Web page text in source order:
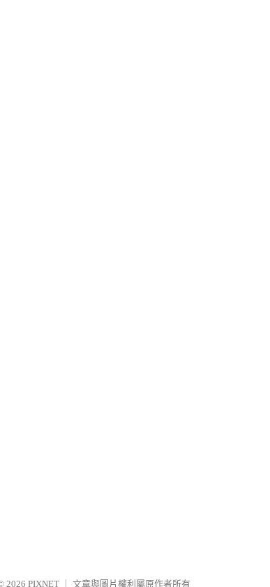
2026 PIXNET 文章與圖片權利屬原作者所有